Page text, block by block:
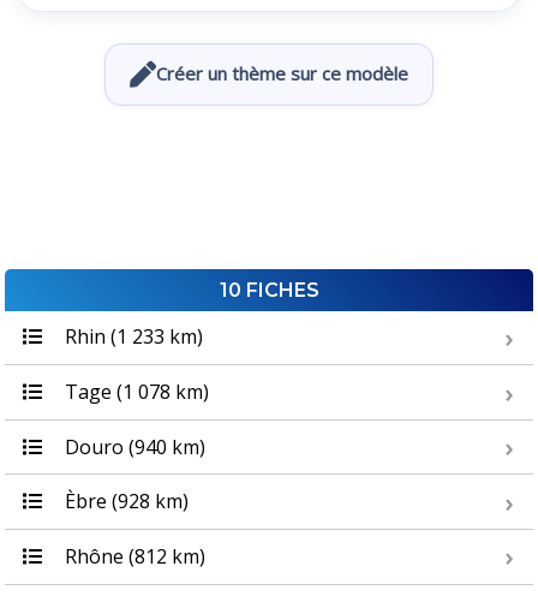
Créer un thème sur ce modèle
10 FICHES
Rhin (1 233 km)
Tage (1 078 km)
Douro (940 km)
Èbre (928 km)
Rhône (812 km)